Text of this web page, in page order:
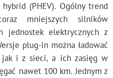
(PHEV). Ogólny trend
mniejszych silników
jednostek elektrycznych z
plug-in można ładować
jak i z sieci, a ich zasięg w
nawet 100 km. Jednym z